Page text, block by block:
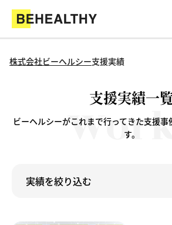
株式会社ビーヘルシー支援実績
支援実績一
ビーヘルシーがこれまで行ってきた支援
す。
実績を絞り込む